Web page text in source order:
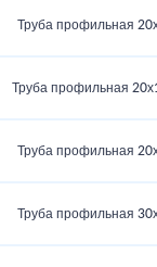
Труба профильная
Труба профильная
Труба профильная
Труба профильная